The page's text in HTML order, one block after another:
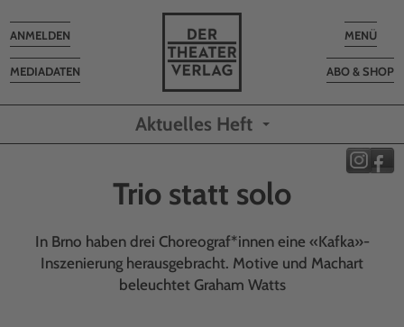
Toggle
MENÜ
ABO & SHOP
MEDIADATEN
Toggle
navigation
ANMELDEN
Aktuelles Heft
Trio statt solo
In Brno haben drei Choreograf*innen eine «Kafka»-
Inszenierung herausgebracht. Motive und Machart
beleuchtet Graham Watts